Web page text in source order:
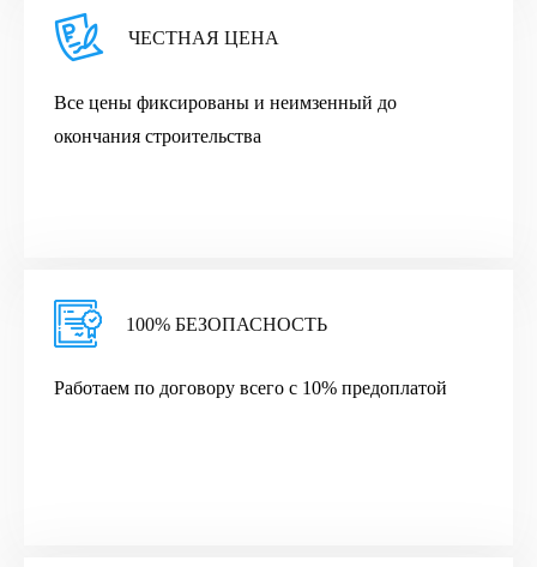
ЧЕСТНАЯ ЦЕНА
Все цены фиксированы и неимзенный до
окончания строительства
100% БЕЗОПАСНОСТЬ
Работаем по договору всего с 10% предоплатой